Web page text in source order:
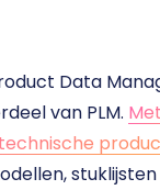
Data
van PLM.